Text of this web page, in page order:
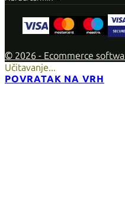
© 2026 - Ecommerce
Učitavanje...
POVRATAK NA VRH